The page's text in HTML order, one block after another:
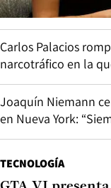
Carlos Palacios
narcotráfico en la
Joaquín Niemann
en Nueva York:
TECNOLOGÍA